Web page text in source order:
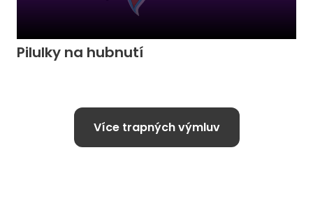
Pilulky na hubnutí
Více trapných výmluv